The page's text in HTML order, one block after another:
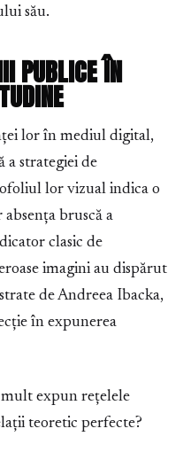
său.
PUBLICE ÎN
lor în mediul digital,
a strategiei de
lor vizual indica o
bruscă a
clasic de
imagini au dispărut
de Andreea Ibacka,
în expunerea
expun rețelele
teoretic perfecte?